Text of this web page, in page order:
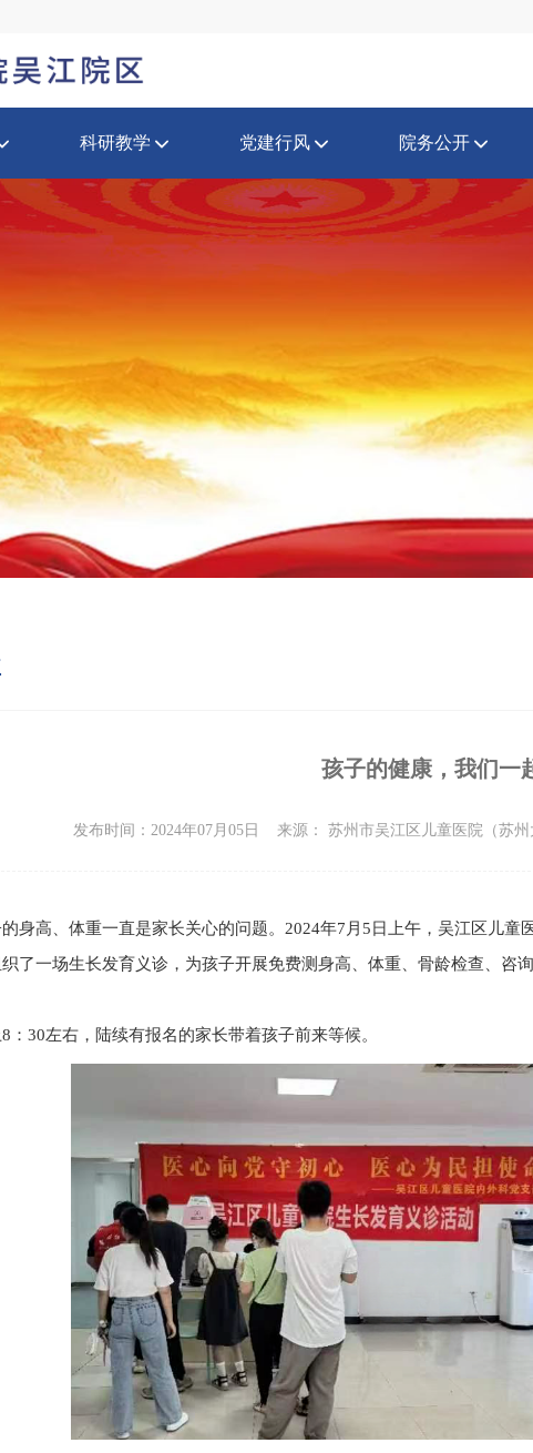
科研教学 党建行风 院务公开
孩子的健康，我们一
发布时间：2024年07月05日 来源： 苏州市吴江区儿童医院（苏
身高、体重一直是家长关心的问题。2024年7月5日上午，吴江区儿童
织了一场生长发育义诊，为孩子开展免费测身高、体重、骨龄检查、咨询
：30左右，陆续有报名的家长带着孩子前来等候。